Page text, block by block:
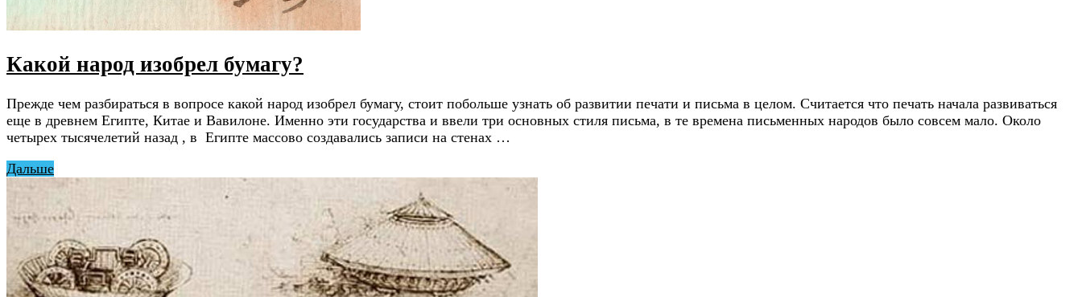
Какой народ изобрел бумагу?
Прежде чем разбираться в вопросе какой народ изобрел бумагу, стоит побольше узнать об развитии печати и письма в целом. Считается что печать начала развиваться
еще в древнем Египте, Китае и Вавилоне. Именно эти государства и ввели три основных стиля письма, в те времена письменных народов было совсем мало. Около
четырех тысячелетий назад , в Египте массово создавались записи на стенах …
Дальше